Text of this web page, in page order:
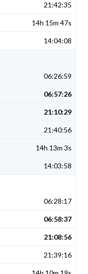
21:42:35
14h 15m 47s
14:04:08
06:26:59
06:57:26
21:10:29
21:40:56
14h 13m 3s
14:03:58
06:28:17
06:58:37
21:08:56
21:39:16